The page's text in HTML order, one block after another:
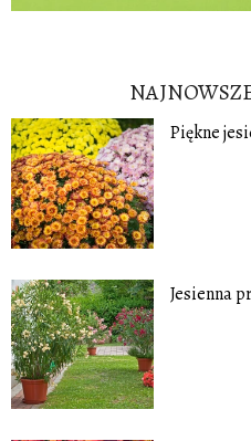
Piękne
Jesienna